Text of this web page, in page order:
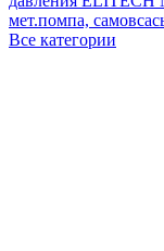
мет.помпа,
Все категории